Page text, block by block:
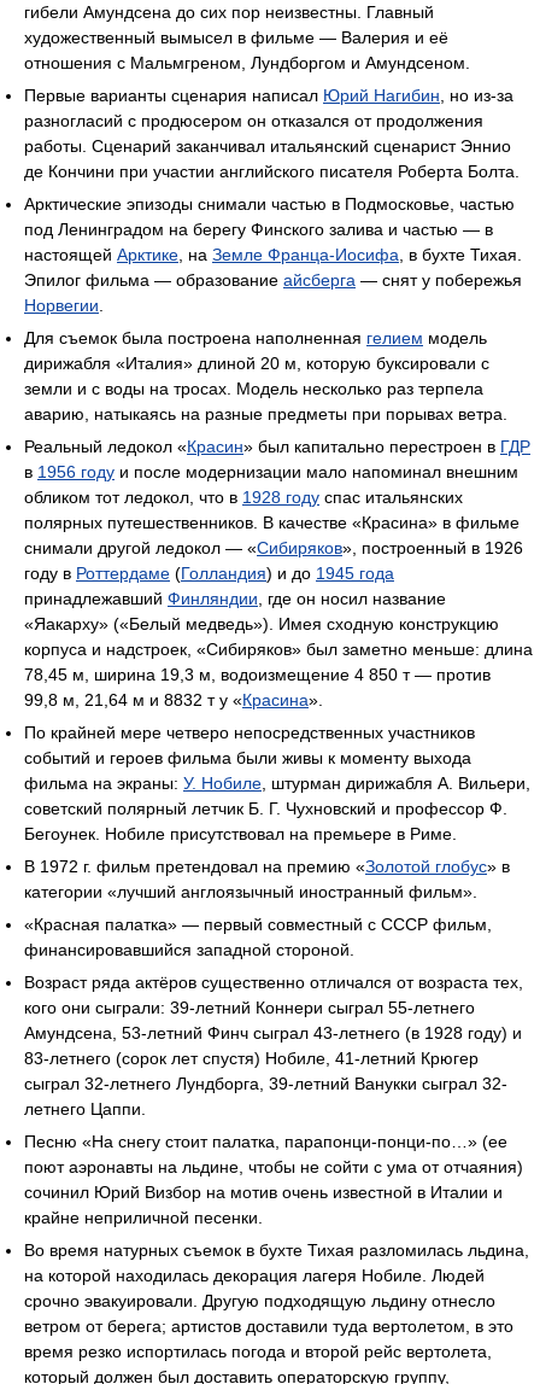
гибели Амундсена до сих пор неизвестны. Главный
художественный вымысел в фильме — Валерия и её
отношения с Мальмгреном, Лундборгом и Амундсеном.
Первые варианты сценария написал Юрий Нагибин , но из-за
разногласий с продюсером он отказался от продолжения
работы. Сценарий заканчивал итальянский сценарист Эннио
де Кончини при участии английского писателя Роберта Болта.
Арктические эпизоды снимали частью в Подмосковье, частью
под Ленинградом на берегу Финского залива и частью — в
настоящей Арктике , на Земле Франца-Иосифа , в бухте Тихая.
Эпилог фильма — образование айсберга — снят у побережья
Норвегии
Для съемок была построена наполненная гелием модель
дирижабля «Италия» длиной 20 м, которую буксировали с
земли и с воды на тросах. Модель несколько раз терпела
аварию, натыкаясь на разные предметы при порывах ветра.
Реальный ледокол «Красин» был капитально перестроен в ГДР
в 1956 году и после модернизации мало напоминал внешним
обликом тот ледокол, что в 1928 году спас итальянских
полярных путешественников. В качестве «Красина» в фильме
снимали другой ледокол — «Сибиряков», построенный в 1926
году в Роттердаме (Голландия) и до 1945 года
принадлежавший Финляндии , где он носил название
«Яакарху» («Белый медведь»). Имея сходную конструкцию
корпуса и надстроек, «Сибиряков» был заметно меньше: длина
78,45 м, ширина 19,3 м, водоизмещение 4 850 т — против
99,8 м, 21,64 м и 8832 т у «Красина».
По крайней мере четверо непосредственных участников
событий и героев фильма были живы к моменту выхода
фильма на экраны: У. Нобиле , штурман дирижабля А. Вильери,
советский полярный летчик Б. Г. Чухновский и профессор Ф.
Бегоунек. Нобиле присутствовал на премьере в Риме.
В 1972 г. фильм претендовал на премию «Золотой глобус» в
категории «лучший англоязычный иностранный фильм».
«Красная палатка» — первый совместный с СССР фильм,
финансировавшийся западной стороной.
Возраст ряда актёров существенно отличался от возраста тех,
кого они сыграли: 39-летний Коннери сыграл 55-летнего
Амундсена, 53-летний Финч сыграл 43-летнего (в 1928 году) и
83-летнего (сорок лет спустя) Нобиле, 41-летний Крюгер
сыграл 32-летнего Лундборга, 39-летний Ванукки сыграл 32-
летнего Цаппи.
Песню «На снегу стоит палатка, парапонци-понци-по…» (ее
поют аэронавты на льдине, чтобы не сойти с ума от отчаяния)
сочинил Юрий Визбор на мотив очень известной в Италии и
крайне неприличной песенки.
Во время натурных съемок в бухте Тихая разломилась льдина,
на которой находилась декорация лагеря Нобиле. Людей
срочно эвакуировали. Другую подходящую льдину отнесло
ветром от берега; артистов доставили туда вертолетом, в это
время резко испортилась погода и второй рейс вертолета,
который должен был доставить операторскую группу,